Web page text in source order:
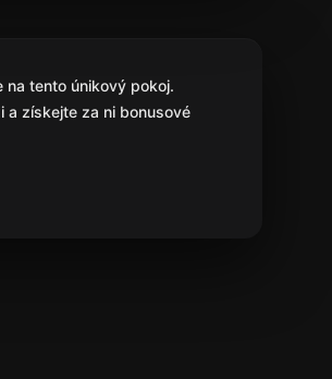
na tento únikový pokoj.
a získejte za ni bonusové